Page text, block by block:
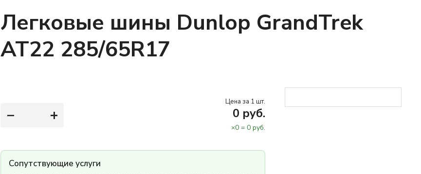
Легковые шины Dunlop GrandTrek
AT22 285/65R17
− +
Цена за 1 шт.
0 руб.
×0 = 0 руб.
Сопутствующие услуги